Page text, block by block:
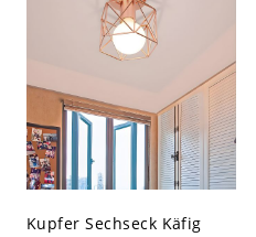
Kupfer Sechseck Käfig